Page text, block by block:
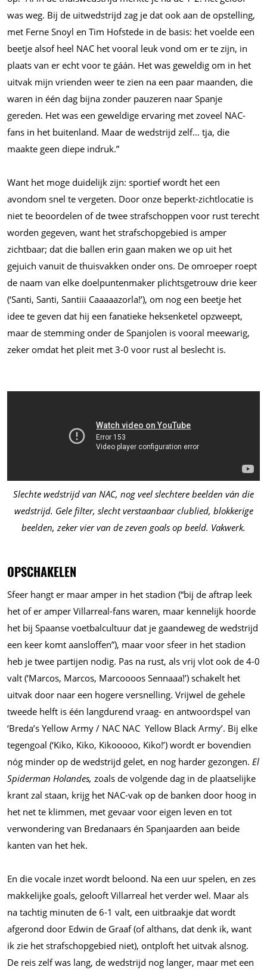
was weg. Bij de uitwedstrijd zag je dat ook aan de opstelling,
met Ferne Snoyl en Tim Hofstede in de basis: het voelde een
beetje alsof heel NAC het vooral leuk vond om er te zijn, in
plaats van er echt voor te gáán. Het was geweldig om in het
uitvak mijn vrienden weer te zien na een paar maanden, die
waren in één dag bijna zonder pauzeren naar Spanje
gereden. Het was een geweldige ervaring met zoveel NAC-
fans in het buitenland. Maar de wedstrijd zelf... tja, die
maakte geen diepe indruk.”
Want het moge duidelijk zijn: sportief wordt het een
avondom snel te vergeten. Door onze beperkt-zichtlocatie is
niet te beoordelen of de twee strafschoppen voor rust terecht
worden gegeven, want het strafschopgebied is amper
zichtbaar; dat die ballen erin gaan maken we op uit het
gejuich vanuit de thuisvakken onder ons. De omroeper roept
de naam van elke doelpuntenmaker plichtsgetrouw drie keer
(‘Santi, Santi, Santiii Caaaaazorla!’), om nog een beetje het
idee te geven dat hij een fanatieke heksenketel opzweept,
maar de stemming onder de Spanjolen is vooral meewarig,
zeker omdat het pleit met 3-0 voor rust al beslecht is.
Slechte wedstrijd van NAC, nog veel slechtere beelden ván die
wedstrijd. Gele filter, slecht verstaanbaar clublied, blokkerige
beelden, zeker vier van de zeven goals op beeld. Vakwerk.
OPSCHAKELEN
Sfeer hangt er maar amper in het stadion (“bij de aftrap leek
het of er amper Villarreal-fans waren, maar kennelijk hoorde
het bij Spaanse voetbalcultuur dat je gaandeweg de wedstrijd
een keer komt aansloffen”), maar voor sfeer in het stadion
heb je twee partijen nodig. Pas na rust, als vrij vlot ook de 4-0
valt (‘Marcos, Marcos, Marcoooos Sennaaa!’) schakelt het
uitvak door naar een hogere versnelling. Vrijwel de gehele
tweede helft is één langdurend vraag- en antwoordspel van
‘Breda’s Yellow Army / NAC NAC Yellow Black Army’. Bij elke
tegengoal (‘Kiko, Kiko, Kikooooo, Kiko!’) wordt er bovendien
nóg minder op de wedstrijd gelet, en nog harder gezongen. El
Spiderman Holandes, zoals de volgende dag in de plaatselijke
krant zal staan, krijg het NAC-vak op de banken door hoog in
het net te klimmen, met gevaar voor eigen leven en tot
verwondering van Bredanaars én Spanjaarden aan beide
kanten van het hek.
En die vocale inzet wordt beloond. Na een uur spelen, en zes
makkelijke goals, gelooft Villarreal het verder wel. Maar als
na tachtig minuten de 6-1 valt, een uitbraakje dat wordt
afgerond door Edwin de Graaf (of althans, dat denk ik, want
ik zie het strafschopgebied niet), ontploft het uitvak alsnog.
De reis zelf was lang, de wedstrijd nog langer, maar met een